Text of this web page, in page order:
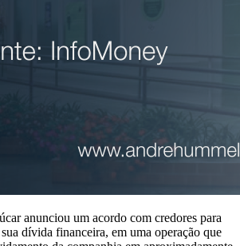
anunciou um acordo com credores para
dívida financeira, em uma operação que